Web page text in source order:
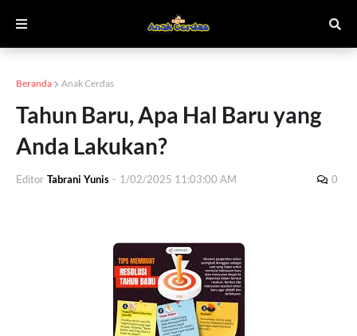
Beranda Anak Cerdas
Tahun Baru, Apa Hal Baru yang
Anda Lakukan?
Editor Tabrani Yunis - 1/02/2025 11:03:00 AM 0